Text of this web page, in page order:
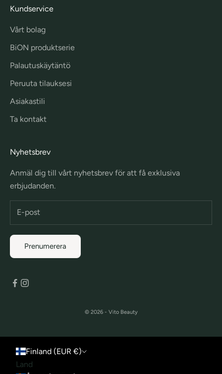
Kundservice
Vårt bolag
BiON produktserie
Palautuskäytäntö
Peruuta tilauksesi
Asiakastili
Ta kontakt
Nyhetsbrev
Anmäl dig till vårt nyhetsbrev för att få exklusiva
erbjudanden.
Prenumerera
© 2026 - Vito Beauty
Finland (EUR €)
Land